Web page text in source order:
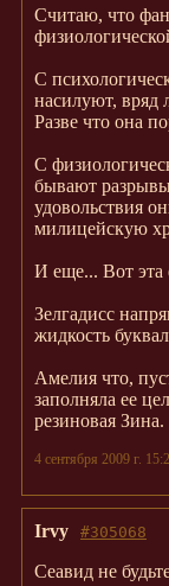
Считаю, что
С
насилуют, вряд
Разве что она
С
бывают
удовольствия
милицейскую
И еще... Вот эта
Зелгадисс
жидкость
Амелия что,
заполняла ее
резиновая Зина.
4 сентября 2009 г.
#305068
Irvy
Сеавид не